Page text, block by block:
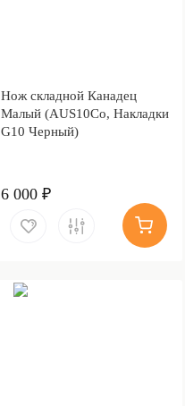
Нож складной Канадец
Малый (AUS10Co, Накладки
G10 Черный)
6 000 ₽